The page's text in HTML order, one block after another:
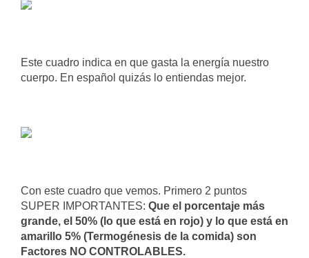
Este cuadro indica en que gasta la energía nuestro
cuerpo. En español quizás lo entiendas mejor.
Con este cuadro que vemos. Primero 2 puntos
SUPER IMPORTANTES: Que el porcentaje más
grande, el 50% (lo que está en rojo) y lo que está en
amarillo 5% (Termogénesis de la comida) son
Factores NO CONTROLABLES.